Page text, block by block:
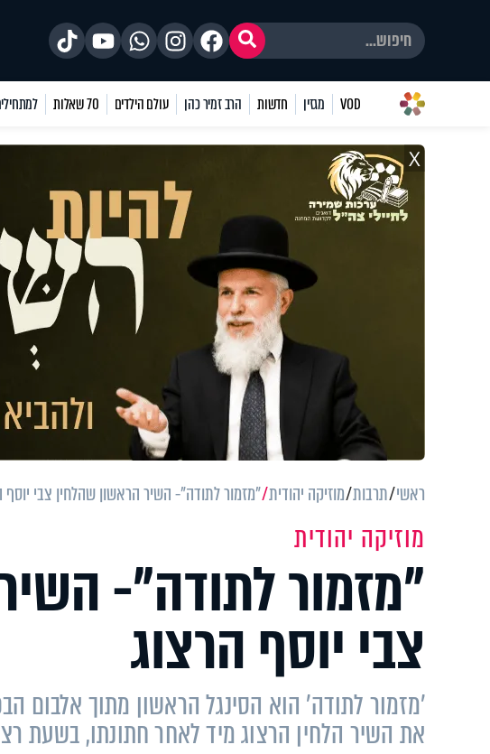
VOD מגזין חדשות הרב זמיר כהן עולם הילדים 70 שאלות
X
ראשי תרבות מוזיקה יהודית "מזמור לתודה"- השיר הראשון שהלחין צבי יוסף
מוזיקה יהודית
"מזמור לתודה"-
צבי יוסף הרצוג
'מזמור לתודה' הוא הסינגל הראשון מתוך אלבום
את השיר הלחין הרצוג מיד לאחר חתונתו, בשעת